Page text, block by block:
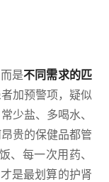
是不同需求的匹
加预警项，疑似
少盐、多喝水、
贵的保健品都管
、每一次用药、
是最划算的护肾